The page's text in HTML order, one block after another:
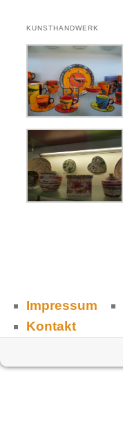
KUNSTHANDWERK
Impressum
Kontakt